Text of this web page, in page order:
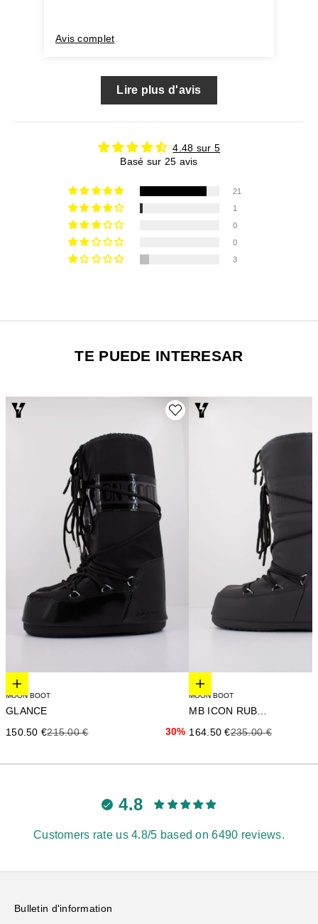
Avis complet
Lire plus d'avis
4.48 sur 5
Basé sur 25 avis
21
1
0
0
3
TE PUEDE INTERESAR
Elige opciones
MOON BOOT
GLANCE
Precio de oferta
150.50 €Precio anterior
215.00 € 30%
Elige opciones
MOON BOOT
Precio de oferta
164.50 €Precio anterior
235.00 €
4.8
Customers rate us 4.8/5 based on 6490 reviews.
Bulletin d'information